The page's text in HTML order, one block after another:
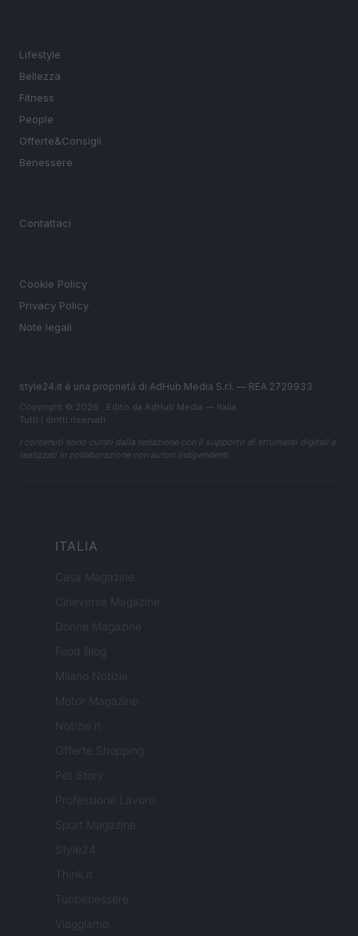
Lifestyle
Bellezza
Fitness
People
Offerte&Consigli
Benessere
Contattaci
Cookie Policy
Privacy Policy
Note legali
style24.it è una proprietà di AdHub Media S.r.l. — REA 2729933
Copyright © 2026 · Edito da AdHub Media — Italia
Tutti i diritti riservati
I contenuti sono curati dalla redazione con il supporto di strumenti digitali e
realizzati in collaborazione con autori indipendenti.
ITALIA
Casa Magazine
Cineverse Magazine
Donne Magazine
Food Blog
Milano Notizie
Motor Magazine
Notizie.it
Offerte Shopping
Pet Story
Professione Lavoro
Sport Magazine
Style24
Think.it
Tuobenessere
Viaggiamo